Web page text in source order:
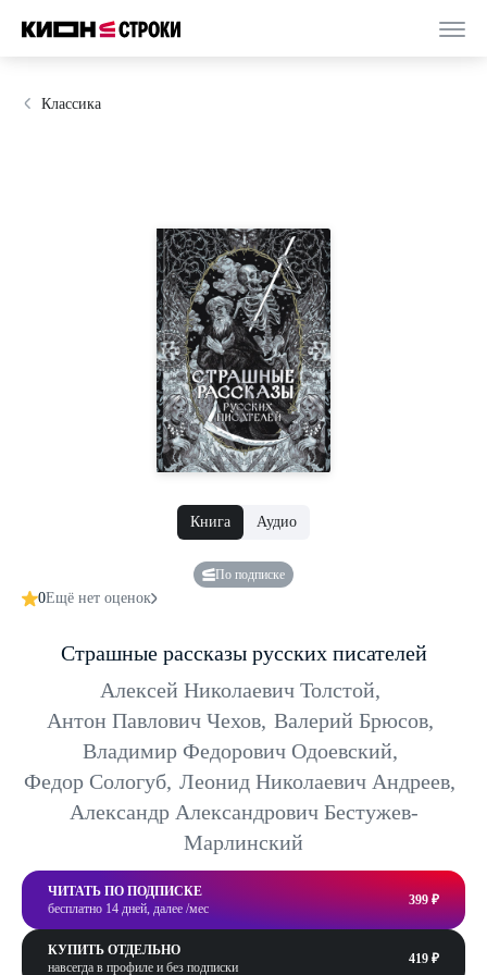
Классика
Книга Аудио
По подписке
0Ещё нет оценок
Страшные рассказы русских писателей
Алексей Николаевич Толстой,
Антон Павлович Чехов, Валерий Брюсов,
Владимир Федорович Одоевский,
Федор Сологуб, Леонид Николаевич Андреев,
Александр Александрович Бестужев-
Марлинский
ЧИТАТЬ ПО ПОДПИСКЕ
бесплатно 14 дней, далее /мес
399 ₽
КУПИТЬ ОТДЕЛЬНО
навсегда в профиле и без подписки
419 ₽